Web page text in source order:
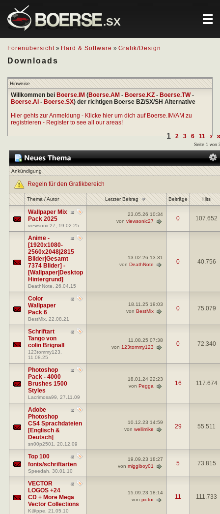
.SX
Forenübersicht » Hard & Software » Grafik/Design
Downloads
Hinweise
Willkommen bei Boerse.IM (Boerse.AM - Boerse.KZ - Boerse.TW-
Boerse.AI - Boerse.SX) der richtigen Boerse BZ/SX/SH Alternative
Hier gehts zur Anmeldung - Klicke hier um dich auf Boerse.IM/AM zu
registrieren - Register to see all our areas!
1 2 3 6 11 ›
Seite 1 von
Ankündigung
Regeln für den Grafikbereich
Thema/Autor Letzter Beitrag Beiträge Hits
Wallpaper Mix
Pack 2025
viewsonic27 , 19.02.25
23.05.26 10:34
von viewsonic27 0 107.652
Anime -
[1920x1080-
2560x2048|2815
Bilder|Gesamt
7374 Blider] -
[Wallpaper|Desktop
Hintergrund]
DeathNote , 26.04.15
13.02.26 13:31
von DeathNote 0 40.756
Color
Wallpaper
Pack 6
BestMix , 22.08.21
18.11.25 19:03
von BestMix 0 75.079
Schriftart
Tango von
colin Brignall
123tommy123
11.08.25
11.08.25 07:38
von 123tommy123 0 72.340
Photoshop
Pack - 4000
Brushes 1500
Styles
Lacrimosa99 , 27.11.09
18.01.24 22:23
von Pegga 16 117.674
Adobe
Photoshop
CS4 Sprachdateien
[Englisch &
Deutsch]
sn00p2501 , 20.12.09
10.12.23 14:59
von wellimike 29 55.511
Top 100
fonts/schriftarten
Speedah , 30.01.10
19.09.23 18:27
von miggiboy01 5 73.815
VECTOR
LOGOS +24
CD + More Mega
Vector Collections
K@ppe , 21.05.10
15.09.23 18:14
von pictor 11 111.733